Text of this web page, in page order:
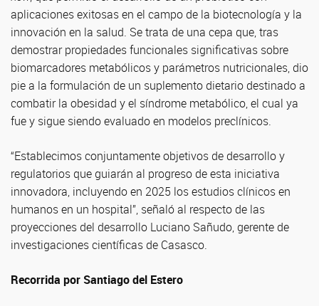
aplicaciones exitosas en el campo de la biotecnología y la
innovación en la salud. Se trata de una cepa que, tras
demostrar propiedades funcionales significativas sobre
biomarcadores metabólicos y parámetros nutricionales, dio
pie a la formulación de un suplemento dietario destinado a
combatir la obesidad y el síndrome metabólico, el cual ya
fue y sigue siendo evaluado en modelos preclínicos.
“Establecimos conjuntamente objetivos de desarrollo y
regulatorios que guiarán al progreso de esta iniciativa
innovadora, incluyendo en 2025 los estudios clínicos en
humanos en un hospital”, señaló al respecto de las
proyecciones del desarrollo Luciano Sañudo, gerente de
investigaciones científicas de Casasco.
Recorrida por Santiago del Estero